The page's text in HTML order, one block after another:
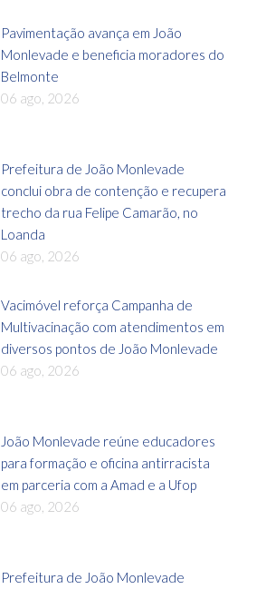
Pavimentação avança em João
Monlevade e beneficia moradores do
Belmonte
06 ago, 2026
Prefeitura de João Monlevade
conclui obra de contenção e recupera
trecho da rua Felipe Camarão, no
Loanda
06 ago, 2026
Vacimóvel reforça Campanha de
Multivacinação com atendimentos em
diversos pontos de João Monlevade
06 ago, 2026
João Monlevade reúne educadores
para formação e oficina antirracista
em parceria com a Amad e a Ufop
06 ago, 2026
Prefeitura de João Monlevade